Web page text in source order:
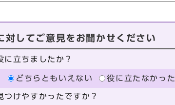
対してご意見をお聞かせください
に立ちましたか？
どちらともいえない 役に立たなかった
つけやすかったですか？